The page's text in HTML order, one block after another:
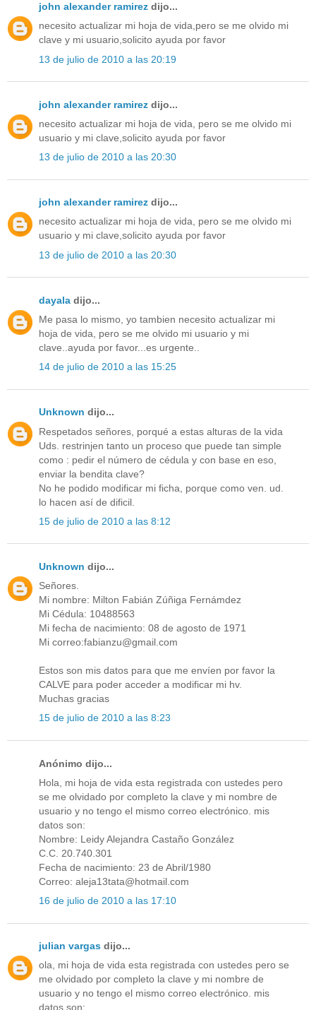
john alexander ramirez dijo...
necesito actualizar mi hoja de vida,pero se me olvido mi
clave y mi usuario,solicito ayuda por favor
13 de julio de 2010 a las 20:19
john alexander ramirez dijo...
necesito actualizar mi hoja de vida, pero se me olvido mi
usuario y mi clave,solicito ayuda por favor
13 de julio de 2010 a las 20:30
john alexander ramirez dijo...
necesito actualizar mi hoja de vida, pero se me olvido mi
usuario y mi clave,solicito ayuda por favor
13 de julio de 2010 a las 20:30
dayala dijo...
Me pasa lo mismo, yo tambien necesito actualizar mi
hoja de vida, pero se me olvido mi usuario y mi
clave..ayuda por favor...es urgente..
14 de julio de 2010 a las 15:25
Unknown dijo...
Respetados señores, porqué a estas alturas de la vida
Uds. restrinjen tanto un proceso que puede tan simple
como : pedir el número de cédula y con base en eso,
enviar la bendita clave?
No he podido modificar mi ficha, porque como ven. ud.
lo hacen así de dificil.
15 de julio de 2010 a las 8:12
Unknown dijo...
Señores.
Mi nombre: Milton Fabián Zúñiga Fernámdez
Mi Cédula: 10488563
Mi fecha de nacimiento: 08 de agosto de 1971
Mi correo:fabianzu@gmail.com
Estos son mis datos para que me envíen por favor la
CALVE para poder acceder a modificar mi hv.
Muchas gracias
15 de julio de 2010 a las 8:23
Anónimo dijo...
Hola, mi hoja de vida esta registrada con ustedes pero
se me olvidado por completo la clave y mi nombre de
usuario y no tengo el mismo correo electrónico. mis
datos son:
Nombre: Leidy Alejandra Castaño González
C.C. 20.740.301
Fecha de nacimiento: 23 de Abril/1980
Correo: aleja13tata@hotmail.com
16 de julio de 2010 a las 17:10
julian vargas dijo...
ola, mi hoja de vida esta registrada con ustedes pero se
me olvidado por completo la clave y mi nombre de
usuario y no tengo el mismo correo electrónico. mis
datos son: